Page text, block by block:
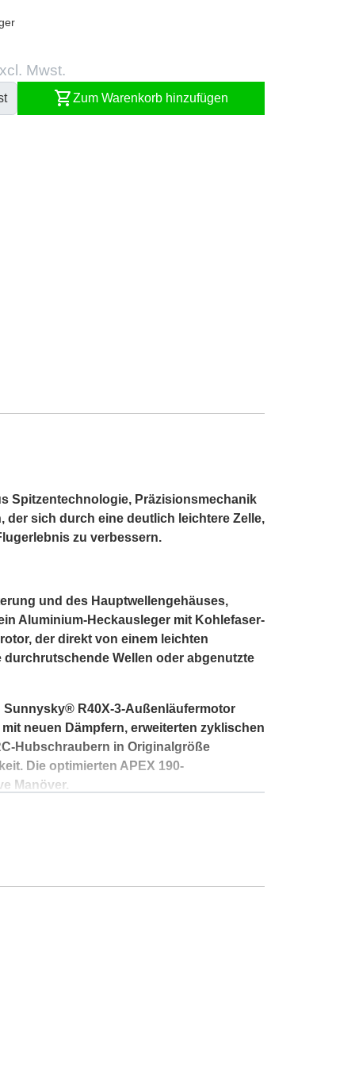
Mwst.
shopping_cartZum Warenkorb hinzufügen
Spitzentechnologie, Präzisionsmechanik
der sich durch eine deutlich leichtere Zelle,
zu verbessern.
und des Hauptwellengehäuses,
Aluminium-Heckausleger mit Kohlefaser-
der direkt von einem leichten
Wellen oder abgenutzte
R40X-3-Außenläufermotor
neuen Dämpfern, erweiterten zyklischen
Hubschraubern in Originalgröße
Die optimierten APEX 190-
Manöver.
diese Einheit sowohl den
Kunstflug. Die Einstellungen können
kg.cm mit Metallzahnrädern liefern,
RC-Systemen, die S.BUS,
bietet der M2 V3 PRO